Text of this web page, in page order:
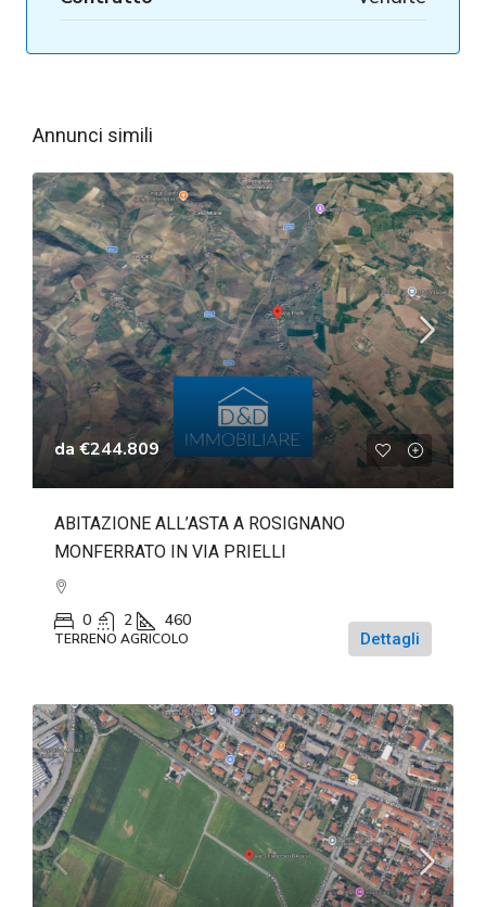
Annunci simili
da€244.809
ABITAZIONE ALL’ASTA A ROSIGNANO
MONFERRATO IN VIA PRIELLI
0 2 460
TERRENO AGRICOLO Dettagli